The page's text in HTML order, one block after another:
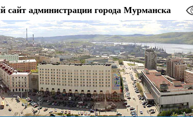
сайт администрации города Мурманска